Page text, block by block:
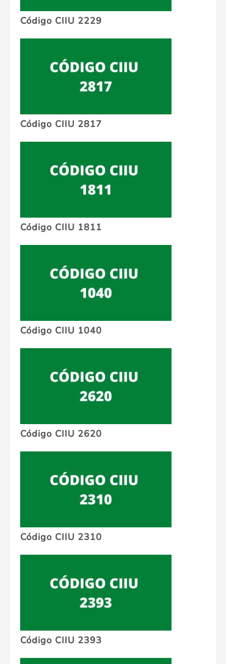
Código CIIU 2229
Código CIIU 2817
Código CIIU 1811
Código CIIU 1040
Código CIIU 2620
Código CIIU 2310
Código CIIU 2393